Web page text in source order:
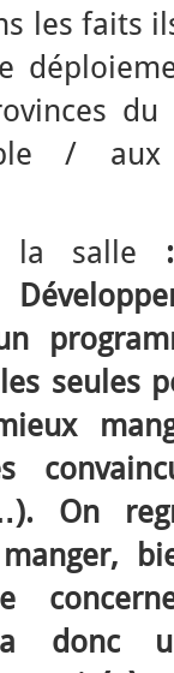
les faits
/ aux
la salle :
seules
On
donc